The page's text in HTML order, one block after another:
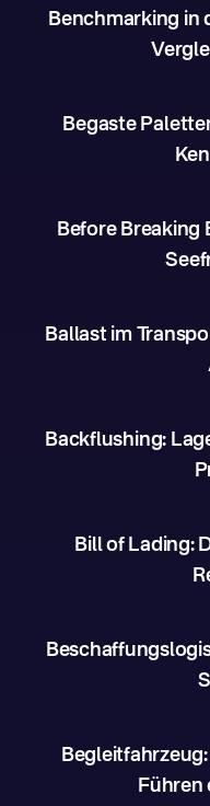
Benchmarking in
Begaste
Before Breaking
Ballast im
Backflushing:
Bill of Lading:
Führen